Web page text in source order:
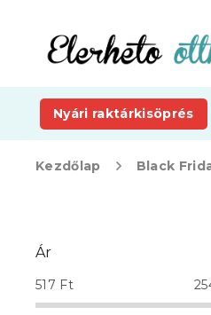
tartalomhoz
Nyári raktárkisöprés
Kezdőlap Black
d
a
l
s
Ár
517 Ft